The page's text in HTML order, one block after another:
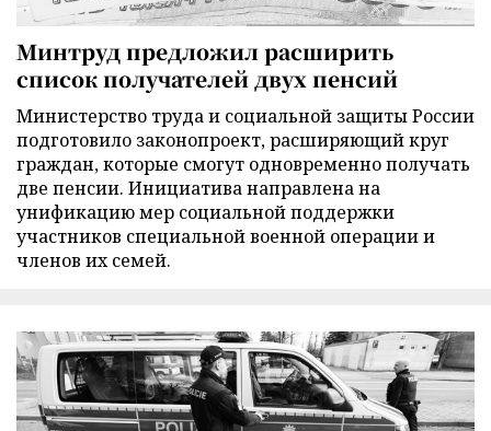
Минтруд предложил расширить
список получателей двух пенсий
Министерство труда и социальной защиты России
подготовило законопроект, расширяющий круг
граждан, которые смогут одновременно получать
две пенсии. Инициатива направлена на
унификацию мер социальной поддержки
участников специальной военной операции и
членов их семей.